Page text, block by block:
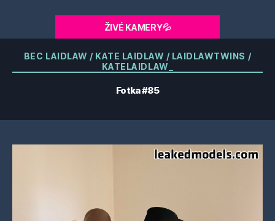
ŽIVÉ KAMERY💦
Kategorie
BEC LAIDLAW / KATE LAIDLAW / LAIDLAWTWINS /
KATELAIDLAW_
Fotka #85